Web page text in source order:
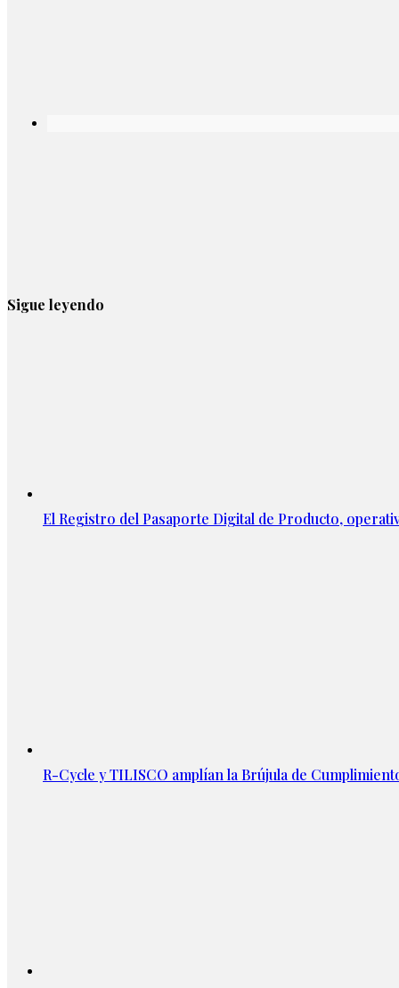
Sigue leyendo
El Registro del Pasaporte Digital de Producto,
R-Cycle y TILISCO amplían la Brújula de